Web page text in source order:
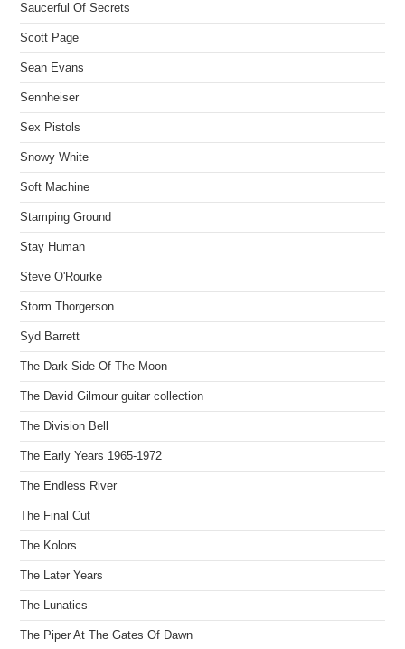
Saucerful Of Secrets
Scott Page
Sean Evans
Sennheiser
Sex Pistols
Snowy White
Soft Machine
Stamping Ground
Stay Human
Steve O'Rourke
Storm Thorgerson
Syd Barrett
The Dark Side Of The Moon
The David Gilmour guitar collection
The Division Bell
The Early Years 1965-1972
The Endless River
The Final Cut
The Kolors
The Later Years
The Lunatics
The Piper At The Gates Of Dawn